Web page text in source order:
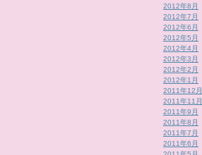
2012年8月
2012年7月
2012年6月
2012年5月
2012年4月
2012年3月
2012年2月
2012年1月
2011年12月
2011年11月
2011年9月
2011年8月
2011年7月
2011年6月